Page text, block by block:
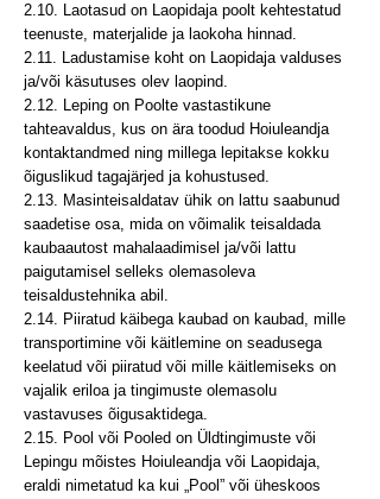
2.10. Laotasud on Laopidaja poolt kehtestatud
teenuste, materjalide ja laokoha hinnad.
2.11. Ladustamise koht on Laopidaja valduses
ja/või käsutuses olev laopind.
2.12. Leping on Poolte vastastikune
tahteavaldus, kus on ära toodud Hoiuleandja
kontaktandmed ning millega lepitakse kokku
õiguslikud tagajärjed ja kohustused.
2.13. Masinteisaldatav ühik on lattu saabunud
saadetise osa, mida on võimalik teisaldada
kaubaautost mahalaadimisel ja/või lattu
paigutamisel selleks olemasoleva
teisaldustehnika abil.
2.14. Piiratud käibega kaubad on kaubad, mille
transportimine või käitlemine on seadusega
keelatud või piiratud või mille käitlemiseks on
vajalik eriloa ja tingimuste olemasolu
vastavuses õigusaktidega.
2.15. Pool või Pooled on Üldtingimuste või
Lepingu mõistes Hoiuleandja või Laopidaja,
eraldi nimetatud ka kui „Pool” või üheskoos